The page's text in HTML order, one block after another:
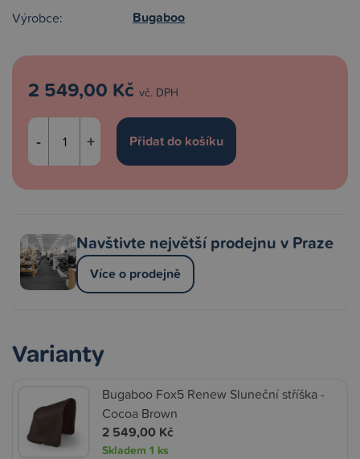
Výrobce: Bugaboo
2 549,00 Kč vč. DPH
- +
Navštivte největší prodejnu v Praze
Více o prodejně
Varianty
Bugaboo Fox5 Renew Sluneční stříška -
Cocoa Brown
2 549,00 Kč
Skladem 1 ks